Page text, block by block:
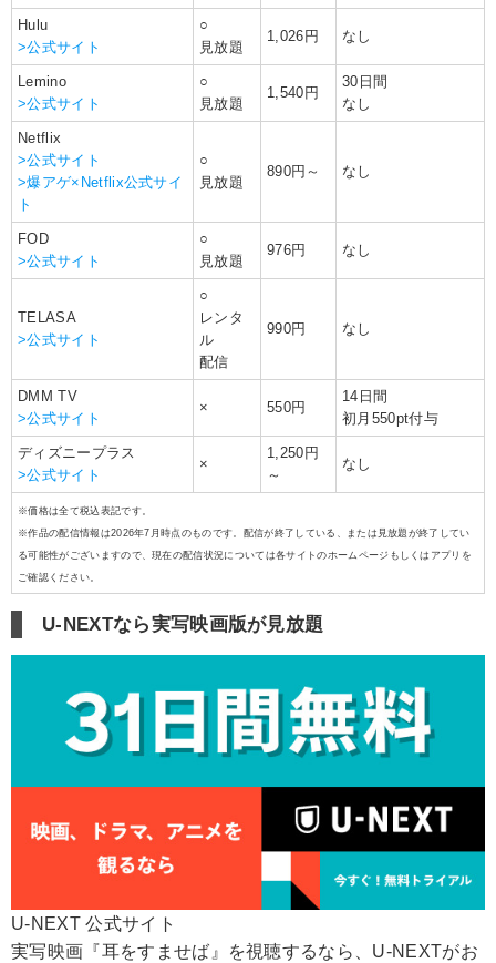
Hulu
>公式サイト
○
見放題
1,026円 なし
Lemino
>公式サイト
○
見放題
1,540円
30日間
なし
Netflix
>公式サイト
>爆アゲ×Netflix公式サイ
ト
○
見放題
890円～ なし
FOD
>公式サイト
○
見放題
976円 なし
TELASA
>公式サイト
○
レンタ
ル
配信
990円 なし
DMM TV
>公式サイト
× 550円
14日間
初月550pt付与
ディズニープラス
>公式サイト
×
1,250円
～
なし
※価格は全て税込表記です。
※作品の配信情報は2026年7月時点のものです。配信が終了している、または見放題が終了してい
る可能性がございますので、現在の配信状況については各サイトのホームページもしくはアプリを
ご確認ください。
U-NEXTなら実写映画版が見放題
U-NEXT 公式サイト
実写映画『耳をすませば』を視聴するなら、U-NEXTがお